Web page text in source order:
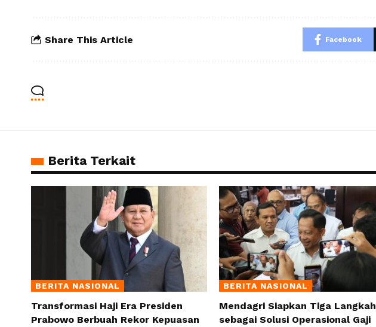
Share This Article Facebook
Berita Terkait
BERITA NASIONAL
Transformasi Haji Era Presiden
Prabowo Berbuah Rekor Kepuasan
BERITA NASIONAL
Mendagri Siapkan Tiga Langkah
sebagai Solusi Operasional Gaji